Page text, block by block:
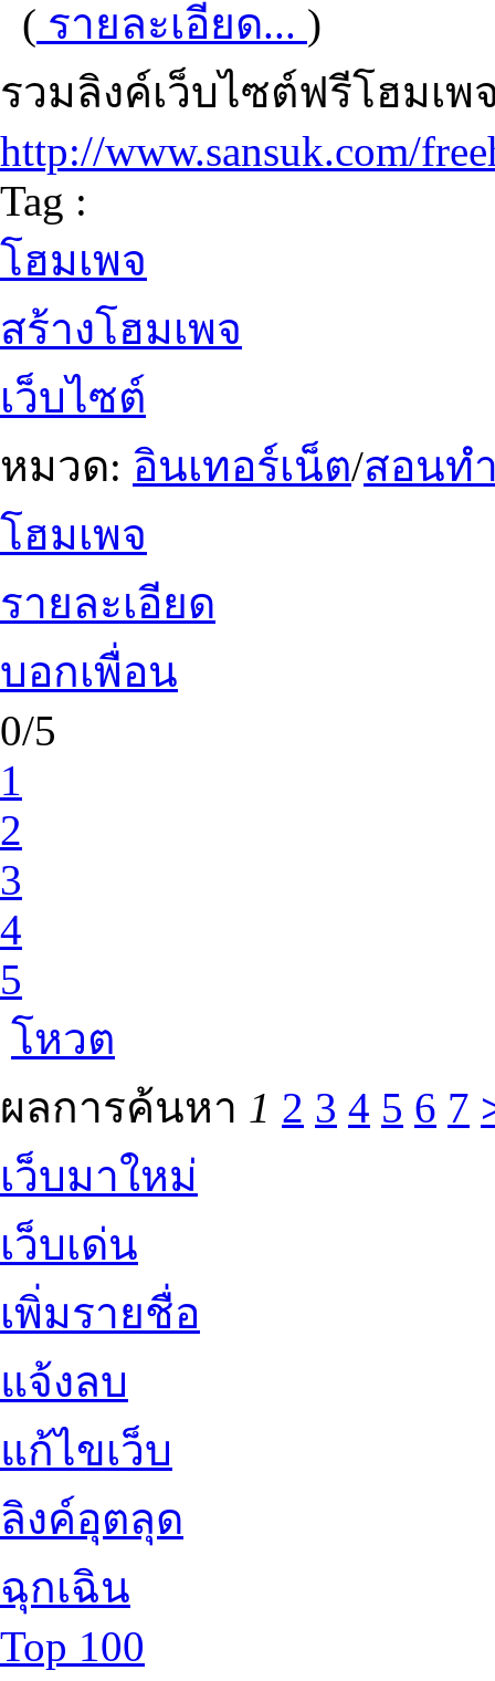
( รายละเอียด... )
รวมลิงค์เว็บไซต์ฟรีโฮมเพ
http://www.sansuk.com/
Tag :
โฮมเพจ
สร้างโฮมเพจ
เว็บไซต์
หมวด: อินเทอร์เน็ต/สอนท
โฮมเพจ
รายละเอียด
บอกเพื่อน
0/5
1
2
3
4
5
โหวต
ผลการค้นหา 1 2 3 4 5 6 7
เว็บมาใหม่
เว็บเด่น
เพิ่มรายชื่อ
แจ้งลบ
แก้ไขเว็บ
ลิงค์อุตลุด
ฉุกเฉิน
Top 100